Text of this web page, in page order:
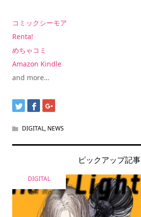
コミックシーモア
Renta!
めちゃコミ
Amazon Kindle
and more…
DIGITAL, NEWS
ピックアップ記事
DIGITAL